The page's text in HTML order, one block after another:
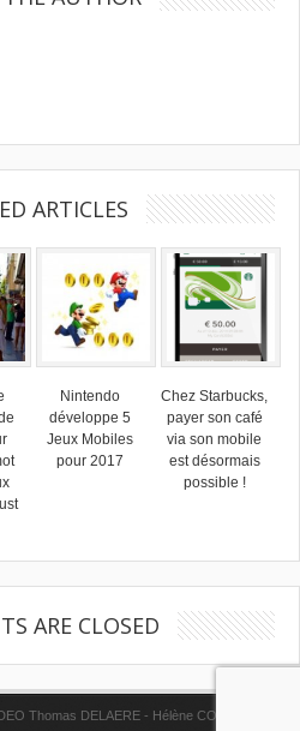
ARTICLES
Nintendo
développe 5
Jeux Mobiles
pour 2017
Chez Starbucks,
payer son café
via son mobile
est désormais
possible !
ARE CLOSED
Thomas DELAERE - Hélène COPPE